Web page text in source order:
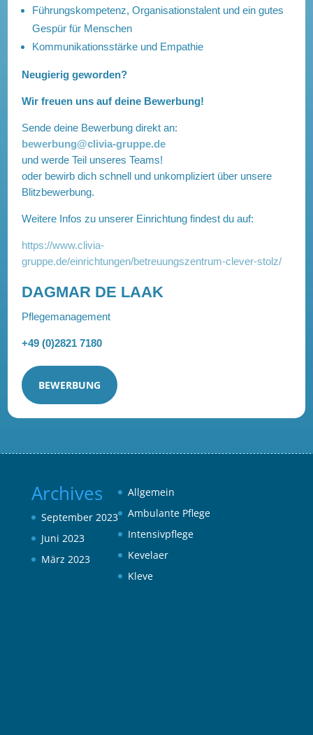
Führungskompetenz, Organisationstalent und ein gutes
Gespür für Menschen
Kommunikationsstärke und Empathie
Neugierig geworden?
Wir freuen uns auf deine Bewerbung!
Sende deine Bewerbung direkt an:
bewerbung@clivia-gruppe.de
und werde Teil unseres Teams!
oder bewirb dich schnell und unkompliziert über unsere
Blitzbewerbung.
Weitere Infos zu unserer Einrichtung findest du auf:
https://www.clivia-
gruppe.de/einrichtungen/betreuungszentrum-clever-stolz/
DAGMAR DE LAAK
Pflegemanagement
+49 (0)2821 7180
BEWERBUNG
Archives
September 2023
Juni 2023
März 2023
Allgemein
Ambulante Pflege
Intensivpflege
Kevelaer
Kleve